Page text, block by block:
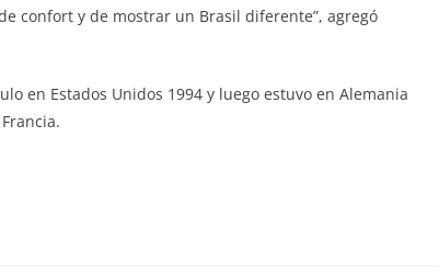
confort y de mostrar un Brasil diferente”, agregó
en Estados Unidos 1994 y luego estuvo en Alemania